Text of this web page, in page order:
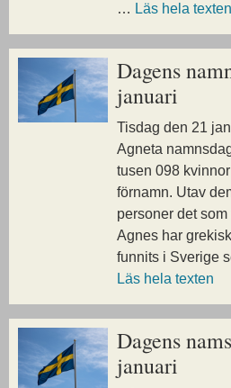
… Läs hela texten
Dagens
januari
Tisdag den 21
Agneta
tusen 098
förnamn. Utav
personer det
Agnes har
funnits i Sverige
Läs hela texten
Dagens
januari